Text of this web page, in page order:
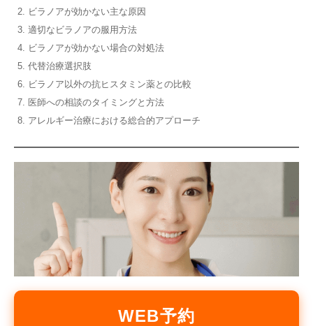
ビラノアが効かない主な原因
適切なビラノアの服用方法
ビラノアが効かない場合の対処法
代替治療選択肢
ビラノア以外の抗ヒスタミン薬との比較
医師への相談のタイミングと方法
アレルギー治療における総合的アプローチ
WEB予約